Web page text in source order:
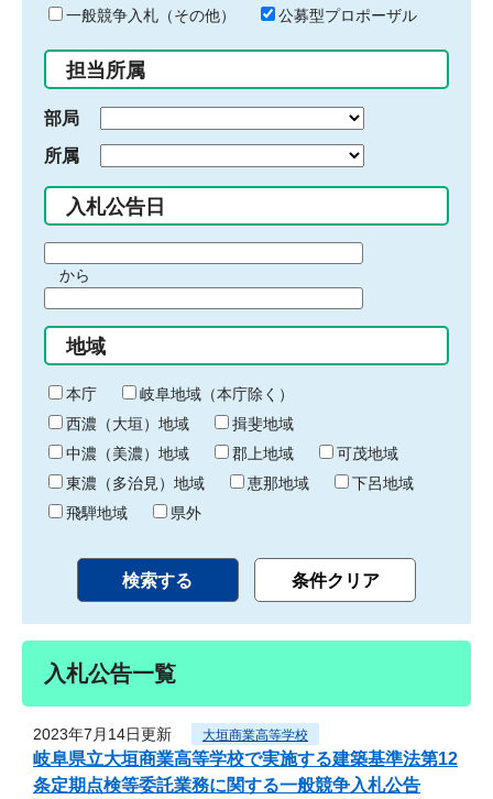
ド
入
力
一般競争入札（その他）
公募型プロポーザル
担当所属
部局
所属
入札公告日
間
始
り
から
間
終
わ
り
地域
本庁
岐阜地域（本庁除く）
西濃（大垣）地域
揖斐地域
中濃（美濃）地域
郡上地域
可茂地域
東濃（多治見）地域
恵那地域
下呂地域
飛騨地域
県外
入札公告一覧
2023年7月14日更新 大垣商業高等学校
岐阜県立大垣商業高等学校で実施する建築基準法第12
条定期点検等委託業務に関する一般競争入札公告